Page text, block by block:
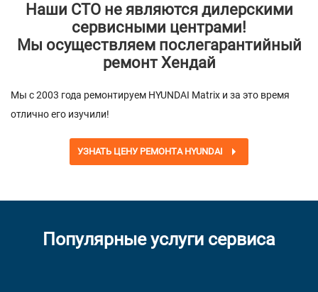
Наши СТО не являются дилерскими
сервисными центрами!
Мы осуществляем послегарантийный
ремонт Хендай
Мы с 2003 года ремонтируем HYUNDAI Matrix и за это время
отлично его изучили!
УЗНАТЬ ЦЕНУ РЕМОНТА HYUNDAI
Популярные услуги сервиса